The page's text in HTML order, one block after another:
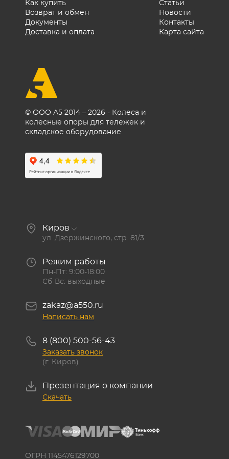
© ООО А5 2014 – 2026 - Колеса и
колесные опоры для тележек и
складское оборудование
Как купить
Возврат и обмен
Документы
Доставка и оплата
Статьи
Новости
Контакты
Карта сайта
Киров
ул. Дзержинского, стр. 81/3
Режим работы
Пн-Пт: 9:00-18:00
Сб-Вс: выходные
zakaz@a550.ru
Написать нам
8 (800) 500-56-43
Заказать звонок
(г. Киров)
Презентация о компании
Скачать
ОГРН 1145476129700